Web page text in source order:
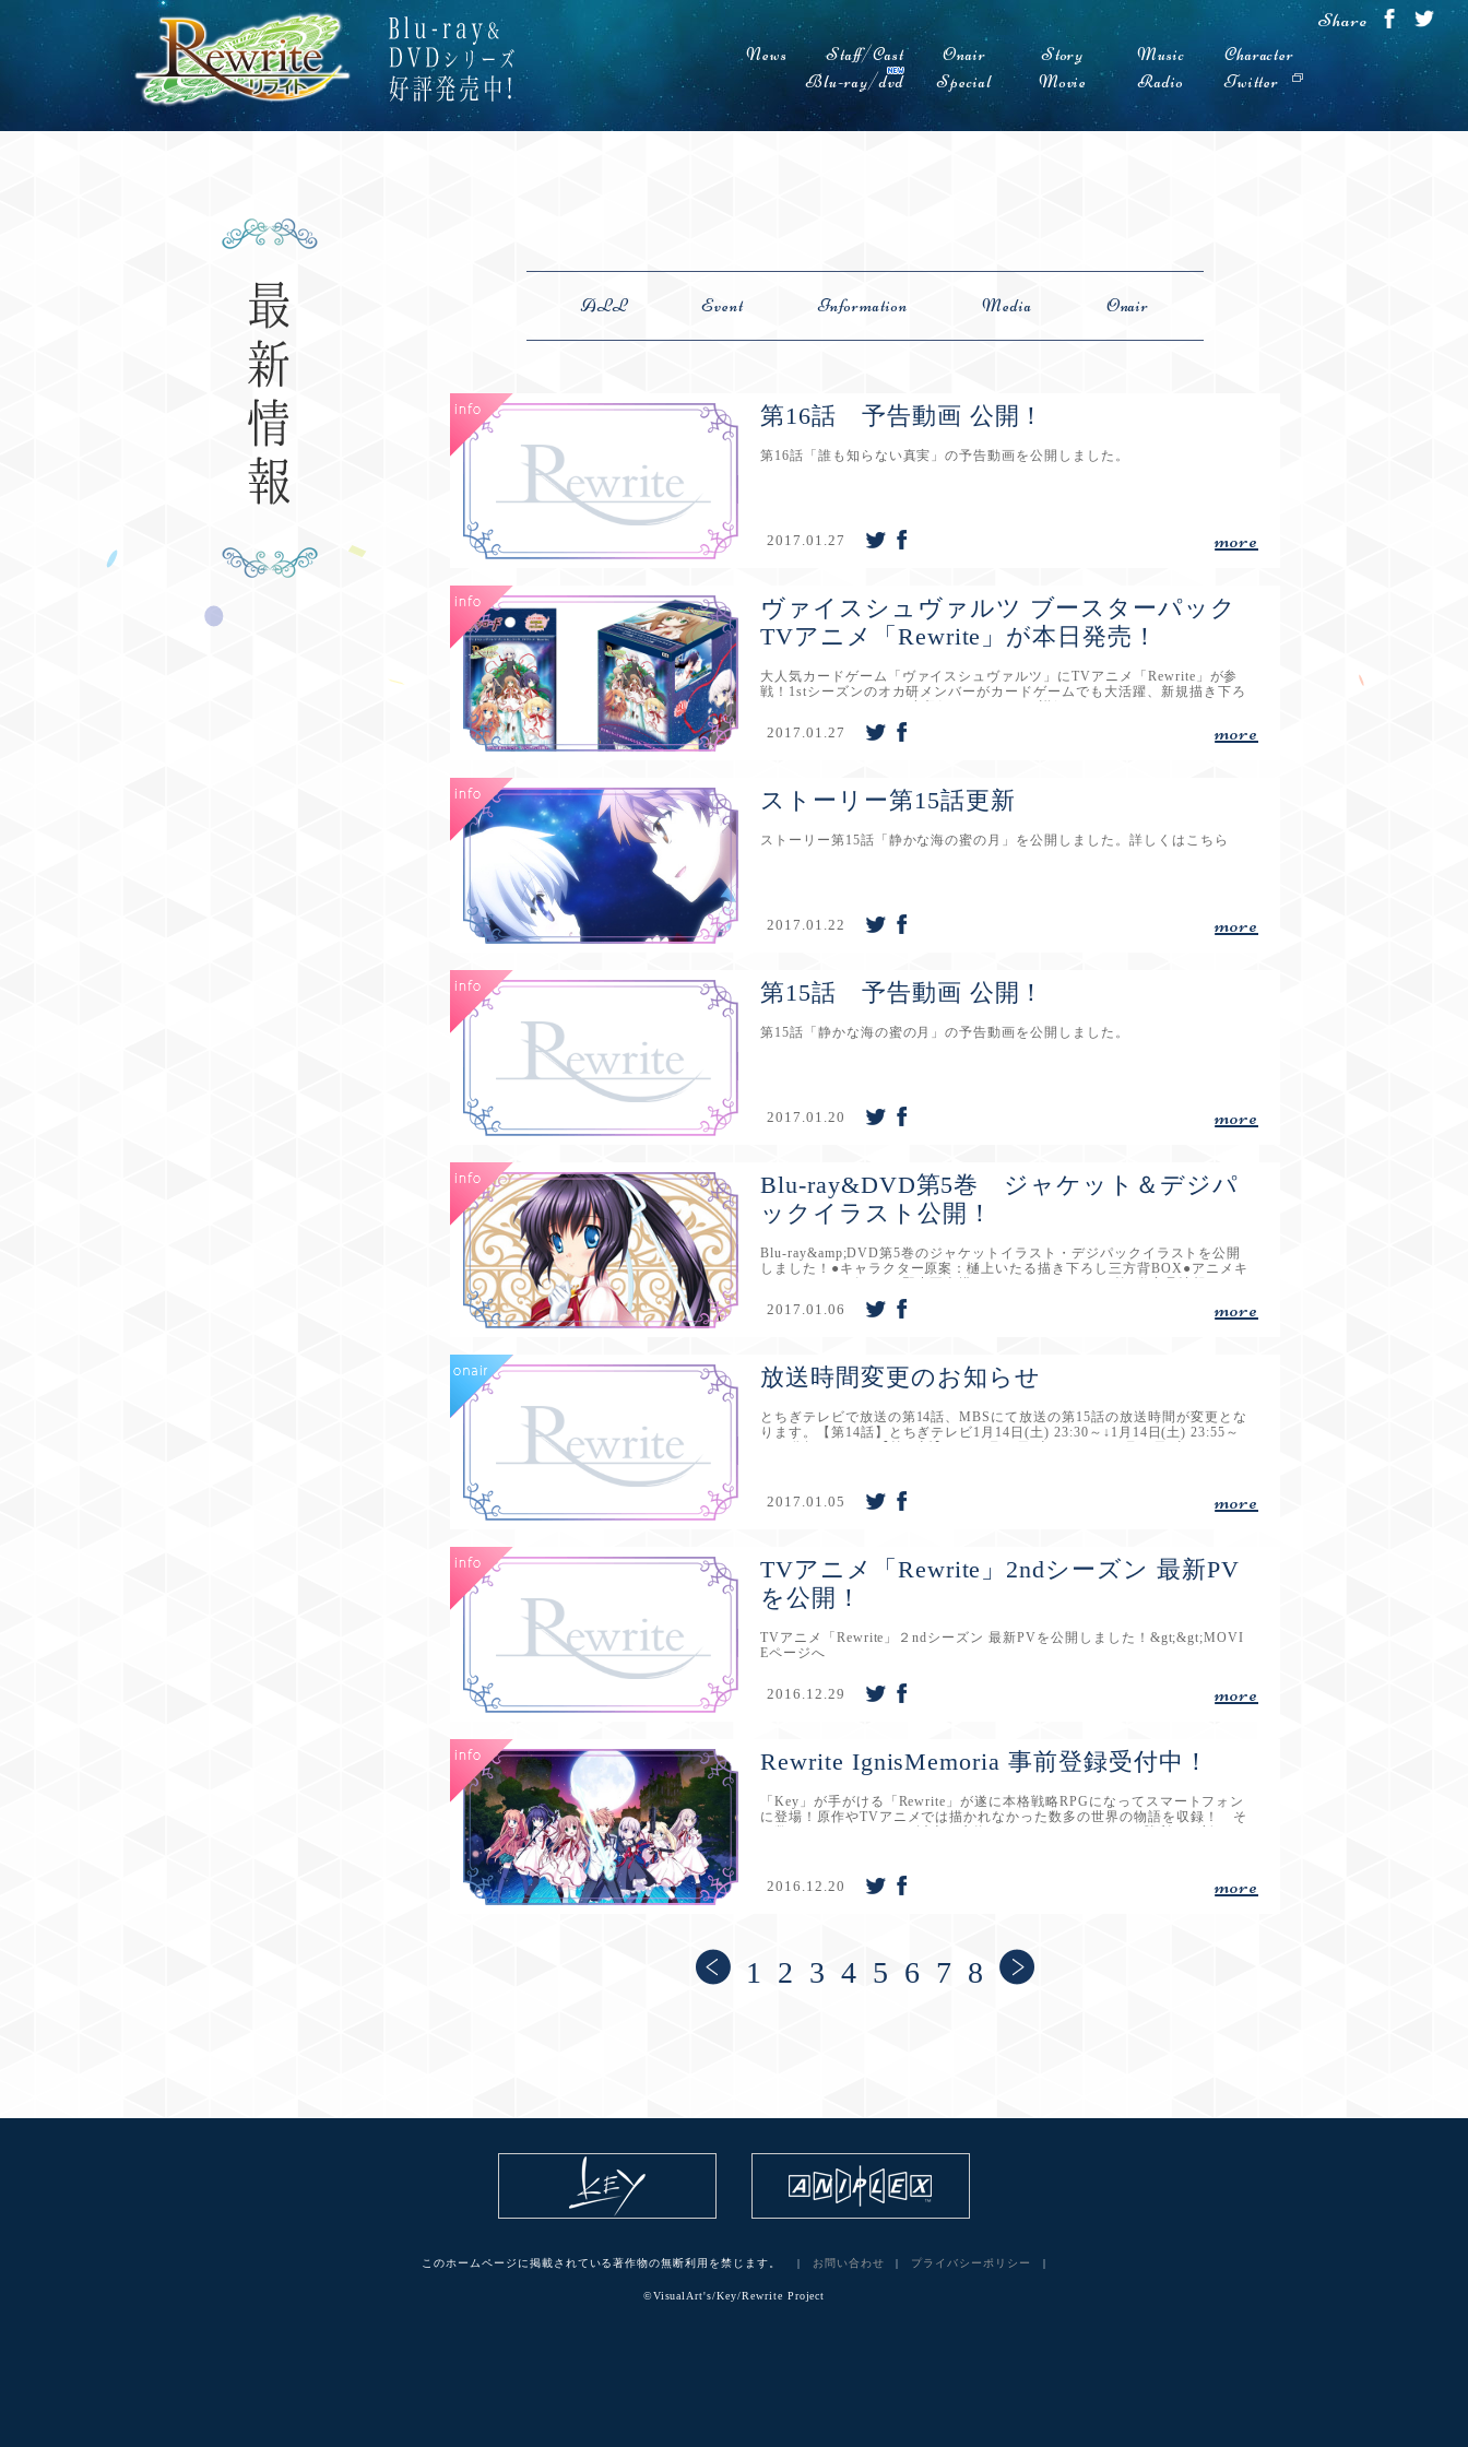
News Staff/Cast Onair Story Music
Character
Blu-ray/dvd
Special Movie Radio Twitter
Share
ALL Event Information Media Onair
第16話 予告動画 公開！
第16話「誰も知らない真実」の予告動画を公開しました。
2017.01.27 more
ヴァイスシュヴァルツ ブースターパック
TVアニメ「Rewrite」が本日発売！
大人気カードゲーム「ヴァイスシュヴァルツ」にTVアニメ「Rewrite」が参
戦！1stシーズンのオカ研メンバーがカードゲームでも大活躍、新規描き下ろ
2017.01.27 more
ストーリー第15話更新
ストーリー第15話「静かな海の蜜の月」を公開しました。詳しくはこちら
2017.01.22 more
第15話 予告動画 公開！
第15話「静かな海の蜜の月」の予告動画を公開しました。
2017.01.20 more
Blu-ray&DVD第5巻 ジャケット＆デジパ
ックイラスト公開！
Blu-ray&amp;DVD第5巻のジャケットイラスト・デジパックイラストを公開
しました！●キャラクター原案：樋上いたる描き下ろし三方背BOX●アニメキ
2017.01.06 more
放送時間変更のお知らせ
とちぎテレビで放送の第14話、MBSにて放送の第15話の放送時間が変更とな
ります。【第14話】とちぎテレビ1月14日(土) 23:30～↓1月14日(土) 23:55～
2017.01.05 more
TVアニメ「Rewrite」2ndシーズン 最新PV
を公開！
TVアニメ「Rewrite」２ndシーズン 最新PVを公開しました！&gt;&gt;MOVI
Eページへ
2016.12.29 more
Rewrite IgnisMemoria 事前登録受付中！
「Key」が手がける「Rewrite」が遂に本格戦略RPGになってスマートフォン
に登場！原作やTVアニメでは描かれなかった数多の世界の物語を収録！ そ
ム生産やレベルアップも重要だ。ただいま事前登録受付中！ 今すぐ登録し
て、プレゼントを貰おう！Rewrite IgnisMemoria公式サイトhttps://rewriteim.j
2016.12.20 more
1 2 3 4 5 6 7 8
このホームページに掲載されている著作物の無断利用を禁じます。 | お問い合わせ | プライバシーポリシー |
©VisualArt's/Key/Rewrite Project